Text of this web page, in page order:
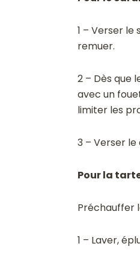
1 – Verser
remuer.
2 – Dès que
avec un
limiter les
3 – Verser
Pour la
Préchauffer
1 – Laver,